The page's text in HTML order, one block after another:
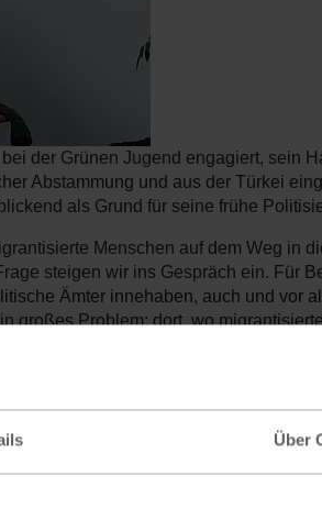
Über
der Grünen Jugend engagiert, sein
Abstammung und aus der Türkei
als Grund für seine frühe
Menschen auf dem Weg in
steigen wir ins Gespräch ein. Für
Ämter innehaben, auch und vor
großes Problem: dort, wo
einmal dafür verantwortlich,
bearbeiteten, werde vielfach nicht
ich wahrscheinlich das machen, was
zielführend und trage auch nicht
könnten.
politischen, insbesondere progressiv
Thema etwas Falsches zu sagen,